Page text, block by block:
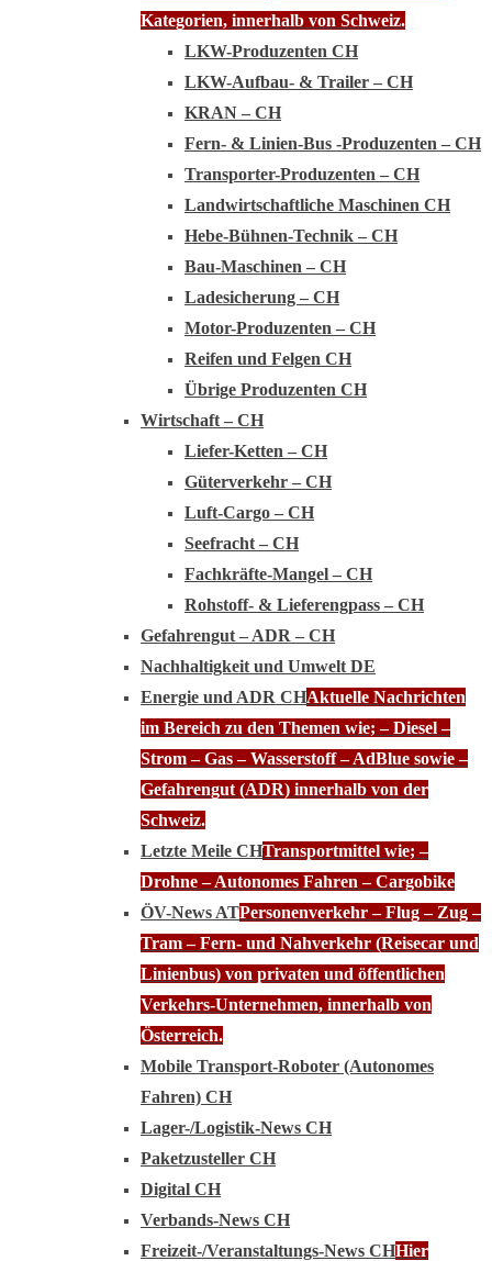
Kategorien, innerhalb von Schweiz.
LKW-Produzenten CH
LKW-Aufbau- & Trailer – CH
KRAN – CH
Fern- & Linien-Bus -Produzenten – CH
Transporter-Produzenten – CH
Landwirtschaftliche Maschinen CH
Hebe-Bühnen-Technik – CH
Bau-Maschinen – CH
Ladesicherung – CH
Motor-Produzenten – CH
Reifen und Felgen CH
Übrige Produzenten CH
Wirtschaft – CH
Liefer-Ketten – CH
Güterverkehr – CH
Luft-Cargo – CH
Seefracht – CH
Fachkräfte-Mangel – CH
Rohstoff- & Lieferengpass – CH
Gefahrengut – ADR – CH
Nachhaltigkeit und Umwelt DE
Energie und ADR CHAktuelle Nachrichten
im Bereich zu den Themen wie; – Diesel –
Strom – Gas – Wasserstoff – AdBlue sowie –
Gefahrengut (ADR) innerhalb von der
Schweiz.
Letzte Meile CHTransportmittel wie; –
Drohne – Autonomes Fahren – Cargobike
ÖV-News ATPersonenverkehr – Flug – Zug –
Tram – Fern- und Nahverkehr (Reisecar und
Linienbus) von privaten und öffentlichen
Verkehrs-Unternehmen, innerhalb von
Österreich.
Mobile Transport-Roboter (Autonomes
Fahren) CH
Lager-/Logistik-News CH
Paketzusteller CH
Digital CH
Verbands-News CH
Freizeit-/Veranstaltungs-News CHHier